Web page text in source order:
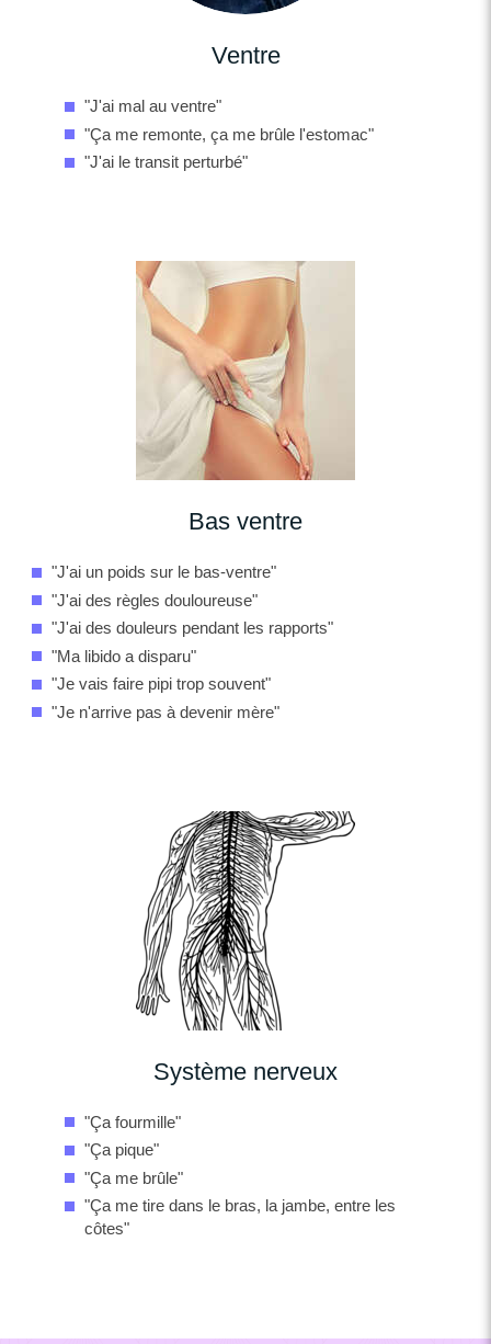
Ventre
"J'ai mal au ventre"
"Ça me remonte, ça me brûle l'estomac"
"J'ai le transit perturbé"
Bas ventre
"J'ai un poids sur le bas-ventre"
"J'ai des règles douloureuse"
"J'ai des douleurs pendant les rapports"
"Ma libido a disparu"
"Je vais faire pipi trop souvent"
"Je n'arrive pas à devenir mère"
Système nerveux
"Ça fourmille"
"Ça pique"
"Ça me brûle"
"Ça me tire dans le bras, la jambe, entre les
côtes"